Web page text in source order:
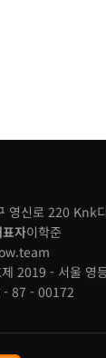
영신로 220 Knk
자이학준
제 2019 - 서울 영
- 87 - 00172